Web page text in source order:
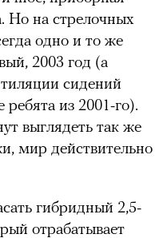
Но на стрелочных
одно и то же
2003 год (а
сидений
ребята из 2001-го).
выглядеть так же
мир действительно
гибридный 2,5-
отрабатывает